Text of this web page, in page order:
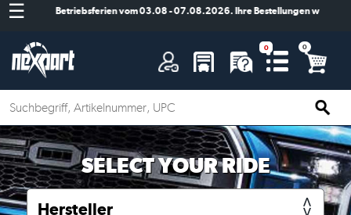
A
Betriebsferien vom 03.08 - 07.08.2026. Ihre Bestellungen werden
☰
SELECT YOUR RIDE